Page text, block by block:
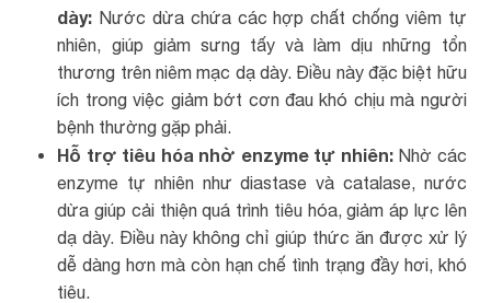
dày: Nước dừa chứa các hợp chất chống viêm tự
nhiên, giúp giảm sưng tấy và làm dịu những tổn
thương trên niêm mạc dạ dày. Điều này đặc biệt hữu
ích trong việc giảm bớt cơn đau khó chịu mà người
bệnh thường gặp phải.
Hỗ trợ tiêu hóa nhờ enzyme tự nhiên: Nhờ các
enzyme tự nhiên như diastase và catalase, nước
dừa giúp cải thiện quá trình tiêu hóa, giảm áp lực lên
dạ dày. Điều này không chỉ giúp thức ăn được xử lý
dễ dàng hơn mà còn hạn chế tình trạng đầy hơi, khó
tiêu.